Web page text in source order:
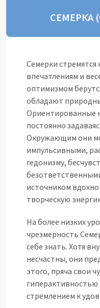
СЕМЕРКА
Семерки
впечатлениям и
оптимизмом
обладают
Ориентированные
постоянно
Окружающим они
импульсивными,
гедонизму,
источником
творческую
На более низких
чрезмерность
себе знать. Хотя
несчастны, они
этого, пряча свои
стремлением к